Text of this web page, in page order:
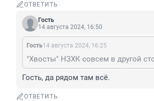
ОТВЕТИТЬ
Гость
14 августа 2024, 16:50
Гость14 августа 2024, 16:25
Гость, да рядом там всё.
ОТВЕТИТЬ